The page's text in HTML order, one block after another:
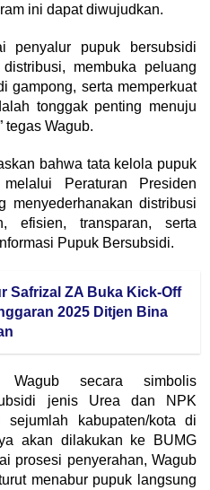
ini dapat diwujudkan.
penyalur pupuk bersubsidi
membuka peluang
gampong, serta memperkuat
tonggak penting menuju
tegas Wagub.
bahwa tata kelola pupuk
Peraturan Presiden
menyederhanakan distribusi
efisien, transparan, serta
Pupuk Bersubsidi.
Safrizal ZA Buka Kick-Off
2025 Ditjen Bina
secara simbolis
jenis Urea dan NPK
kabupaten/kota di
akan dilakukan ke BUMG
prosesi penyerahan, Wagub
menabur pupuk langsung